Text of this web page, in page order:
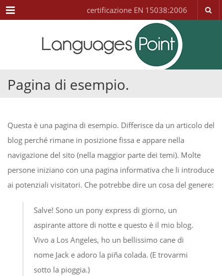
Menu certificazione EN 15038:2006
Pagina di esempio.
Questa è una pagina di esempio. Differisce da un articolo del
blog perché rimane in posizione fissa e appare nella
navigazione del sito (nella maggior parte dei temi). Molte
persone iniziano con una pagina informativa che li introduce
ai potenziali visitatori. Che potrebbe dire un cosa del genere:
Salve! Sono un pony express di giorno, un
aspirante attore di notte e questo è il mio blog.
Vivo a Los Angeles, ho un bellissimo cane di
nome Jack e adoro la piña colada. (E trovarmi
sotto la pioggia.)